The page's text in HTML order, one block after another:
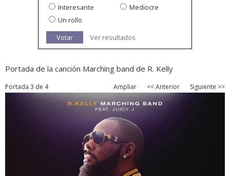
Interesante
Mediocre
Un rollo
Votar
Ver resultados
Portada de la canción Marching band de R. Kelly
Portada 3 de 4 Ampliar << Anterior Siguiente >>